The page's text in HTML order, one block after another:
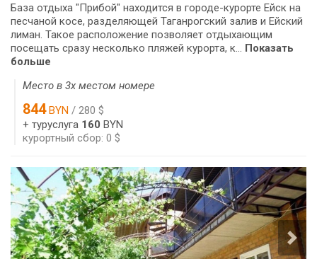
База отдыха "Прибой" находится в городе-курорте Ейск на
песчаной косе, разделяющей Таганрогский залив и Ейский
лиман. Такое расположение позволяет отдыхающим
посещать сразу несколько пляжей курорта, к... Показать
больше
Место в 3х местом номере
844BYN / 280 $
+ туруслуга 160 BYN
курортный сбор: 0 $